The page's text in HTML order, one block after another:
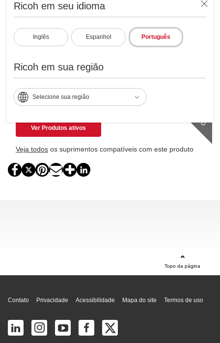
Ricoh em seu idioma
Inglês Espanhol Português
Ricoh em sua região
Selecione sua região
5560V Impressora
multifunções a laser a cores
Impressora multifunções a laser a
ID: 414568
Este produto não está mais disponível para
compra
Ver Produtos ativos
Veja todos os suprimentos compatíveis com este produto
Topo da página
Contato Privacidade Acessibilidade Mapa do site Termos de uso